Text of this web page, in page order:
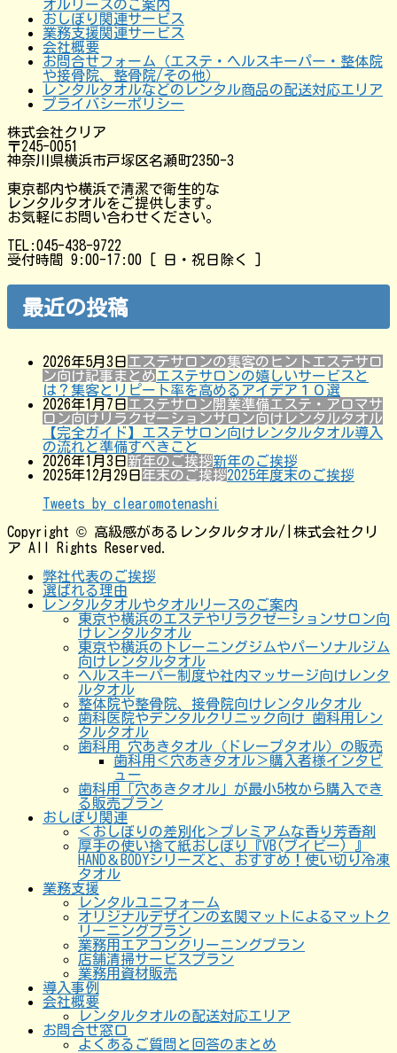
オルリースのご案内
おしぼり関連サービス
業務支援関連サービス
会社概要
お問合せフォーム（エステ・ヘルスキーパー・整体院
や接骨院、整骨院/その他）
レンタルタオルなどのレンタル商品の配送対応エリア
プライバシーポリシー
株式会社クリア
〒245-0051
神奈川県横浜市戸塚区名瀬町2350-3
東京都内や横浜で清潔で衛生的な
レンタルタオルをご提供します。
お気軽にお問い合わせください。
TEL:045-438-9722
受付時間 9:00-17:00 [ 日・祝日除く ]
最近の投稿
2026年5月3日エステサロンの集客のヒントエステサロ
ン向け記事まとめエステサロンの嬉しいサービスと
は？集客とリピート率を高めるアイデア１０選
2026年1月7日エステサロン開業準備エステ・アロマサ
ロン向け リラクゼーションサロン向け レンタルタオル
【完全ガイド】エステサロン向けレンタルタオル導入
の流れと準備すべきこと
2026年1月3日新年のご挨拶新年のご挨拶
2025年12月29日年末のご挨拶2025年度末のご挨拶
Tweets by clearomotenashi
Copyright © 高級感があるレンタルタオル/|株式会社クリ
ア All Rights Reserved.
弊社代表のご挨拶
選ばれる理由
レンタルタオルやタオルリースのご案内
東京や横浜のエステやリラクゼーションサロン向
けレンタルタオル
東京や横浜のトレーニングジムやパーソナルジム
向けレンタルタオル
ヘルスキーパー制度や社内マッサージ向けレンタ
ルタオル
整体院や整骨院、接骨院向けレンタルタオル
歯科医院やデンタルクリニック向け 歯科用レン
タルタオル
歯科用 穴あきタオル（ドレープタオル）の販売
歯科用＜穴あきタオル＞購入者様インタビ
ュー
歯科用「穴あきタオル」が最小5枚から購入でき
る販売プラン
おしぼり関連
＜おしぼりの差別化＞プレミアムな香り芳香剤
厚手の使い捨て紙おしぼり『VB(ブイビー) 』
HAND＆BODYシリーズと、おすすめ！使い切り冷凍
タオル
業務支援
レンタルユニフォーム
オリジナルデザインの玄関マットによるマットク
リーニングプラン
業務用エアコンクリーニングプラン
店舗清掃サービスプラン
業務用資材販売
導入事例
会社概要
レンタルタオルの配送対応エリア
お問合せ窓口
よくあるご質問と回答のまとめ